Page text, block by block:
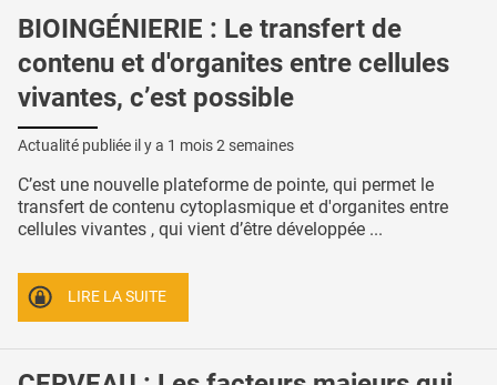
BIOINGÉNIERIE : Le transfert de
contenu et d'organites entre cellules
vivantes, c’est possible
Actualité publiée il y a 1 mois 2 semaines
C’est une nouvelle plateforme de pointe, qui permet le
transfert de contenu cytoplasmique et d'organites entre
cellules vivantes , qui vient d’être développée ...
LIRE LA SUITE